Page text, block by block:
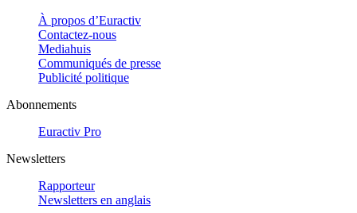
À propos d’Euractiv
Contactez-nous
Mediahuis
Communiqués de presse
Publicité politique
Abonnements
Euractiv Pro
Newsletters
Rapporteur
Newsletters en anglais